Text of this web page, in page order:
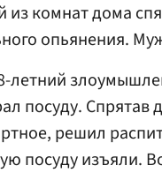
из комнат дома
опьянения.
летний
посуду. Спрятав
решил
посуду изъяли.